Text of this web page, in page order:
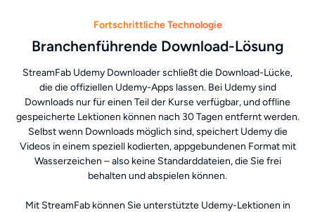
Fortschrittliche Technologie
Branchenführende Download-Lösung
StreamFab Udemy Downloader schließt die Download-Lücke,
die die offiziellen Udemy-Apps lassen. Bei Udemy sind
Downloads nur für einen Teil der Kurse verfügbar, und offline
gespeicherte Lektionen können nach 30 Tagen entfernt werden.
Selbst wenn Downloads möglich sind, speichert Udemy die
Videos in einem speziell kodierten, appgebundenen Format mit
Wasserzeichen – also keine Standarddateien, die Sie frei
behalten und abspielen können.
Mit StreamFab können Sie unterstützte Udemy-Lektionen in